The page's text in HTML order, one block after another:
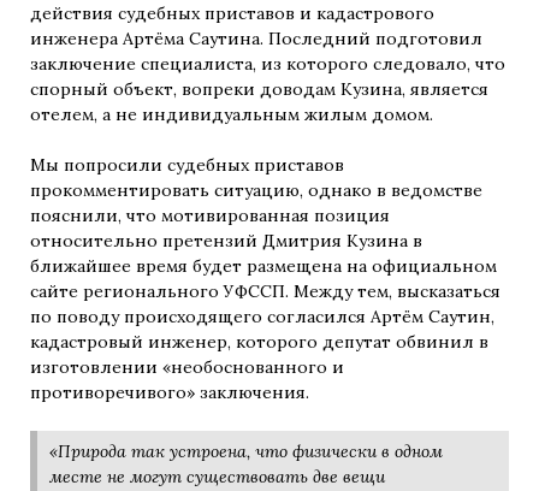
действия судебных приставов и кадастрового
инженера Артёма Саутина. Последний подготовил
заключение специалиста, из которого следовало, что
спорный объект, вопреки доводам Кузина, является
отелем, а не индивидуальным жилым домом.
Мы попросили судебных приставов
прокомментировать ситуацию, однако в ведомстве
пояснили, что мотивированная позиция
относительно претензий Дмитрия Кузина в
ближайшее время будет размещена на официальном
сайте регионального УФССП. Между тем, высказаться
по поводу происходящего согласился Артём Саутин,
кадастровый инженер, которого депутат обвинил в
изготовлении «необоснованного и
противоречивого» заключения.
«Природа так устроена, что физически в одном
месте не могут существовать две вещи